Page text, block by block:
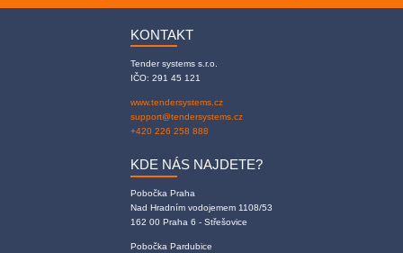
KONTAKT
Tender systems s.r.o.
IČO: 291 45 121
www.tendersystems.cz
support@tendersystems.cz
+420 226 258 888
KDE NÁS NAJDETE?
Pobočka Praha
Nad Hradním vodojemem 1108/53
162 00 Praha 6 - Střešovice
Pobočka Pardubice